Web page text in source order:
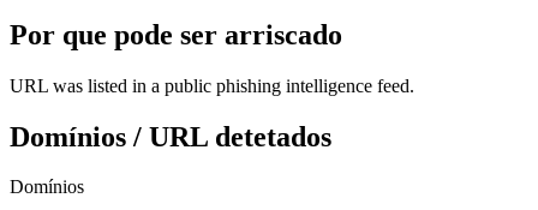
Por que pode ser arriscado
URL was listed in a public phishing intelligence feed.
Domínios / URL detetados
Domínios